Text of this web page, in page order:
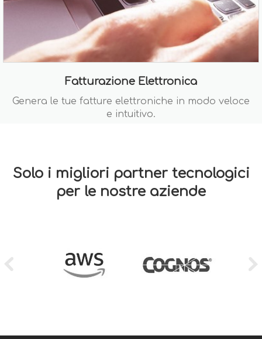
Fatturazione Elettronica
Genera le tue fatture elettroniche in modo veloce
e intuitivo.
Solo i migliori partner tecnologici
per le nostre aziende